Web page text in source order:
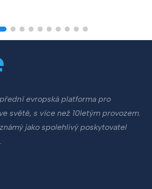
evropská platforma pro
světě, s více než 10letým provozem.
jako spolehlivý poskytovatel